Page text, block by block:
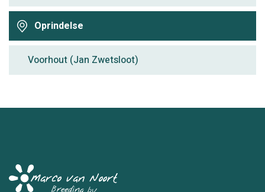
Oprindelse
Voorhout (Jan Zwetsloot)